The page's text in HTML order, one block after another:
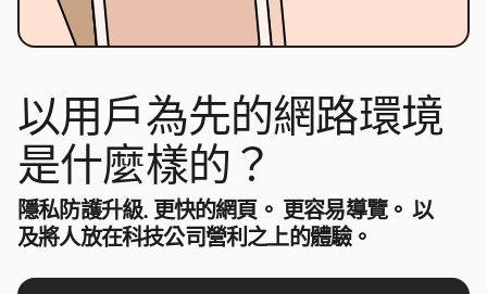
以用戶為先的網路環境
是什麼樣的？
隱私防護升級. 更快的網頁。 更容易導覽。 以
及將人放在科技公司營利之上的體驗。